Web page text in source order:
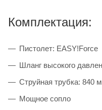
Комплектация:
Пистолет: EASY!Force
Шланг высокого
Струйная трубка: 840
Мощное сопло